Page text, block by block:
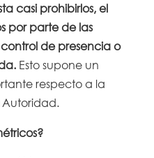
casi prohibirlos, el
por parte de las
de presencia o
Esto supone un
respecto a la
Autoridad.